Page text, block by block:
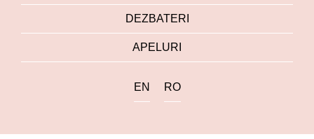
DEZBATERI
APELURI
EN RO